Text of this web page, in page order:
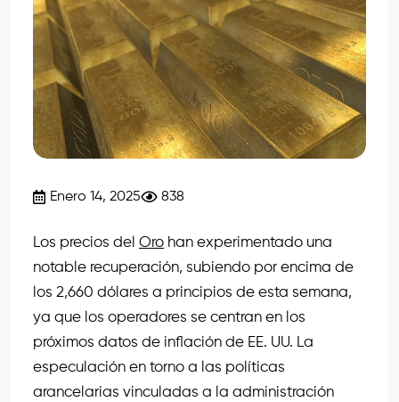
Enero 14, 2025 838
Los precios del Oro han experimentado una
notable recuperación, subiendo por encima de
los 2,660 dólares a principios de esta semana,
ya que los operadores se centran en los
próximos datos de inflación de EE. UU. La
especulación en torno a las políticas
arancelarias vinculadas a la administración